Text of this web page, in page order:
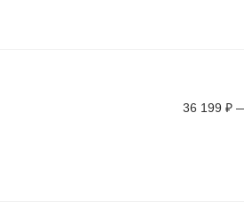
36 199 ₽